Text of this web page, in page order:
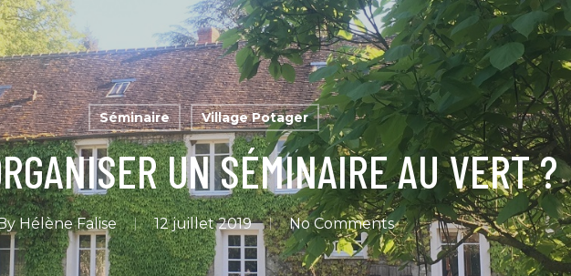
Séminaire Village Potager
UN SÉMINAIRE AU VERT ?
Hélène Falise 12 juillet 2019 No Comments